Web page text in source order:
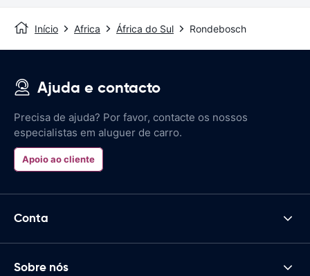
Início Africa África do Sul Rondebosch
Ajuda e contacto
Precisa de ajuda? Por favor, contacte os nossos
especialistas em aluguer de carro.
Apoio ao cliente
Conta
Sobre nós